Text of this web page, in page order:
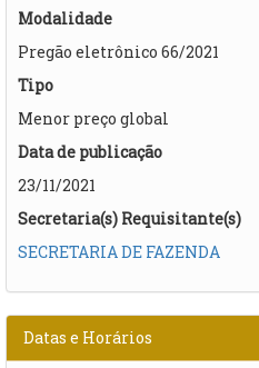
Modalidade
Pregão eletrônico 66/2021
Tipo
Menor preço global
Data de publicação
23/11/2021
Secretaria(s) Requisitante(s)
SECRETARIA DE FAZENDA
Datas e Horários